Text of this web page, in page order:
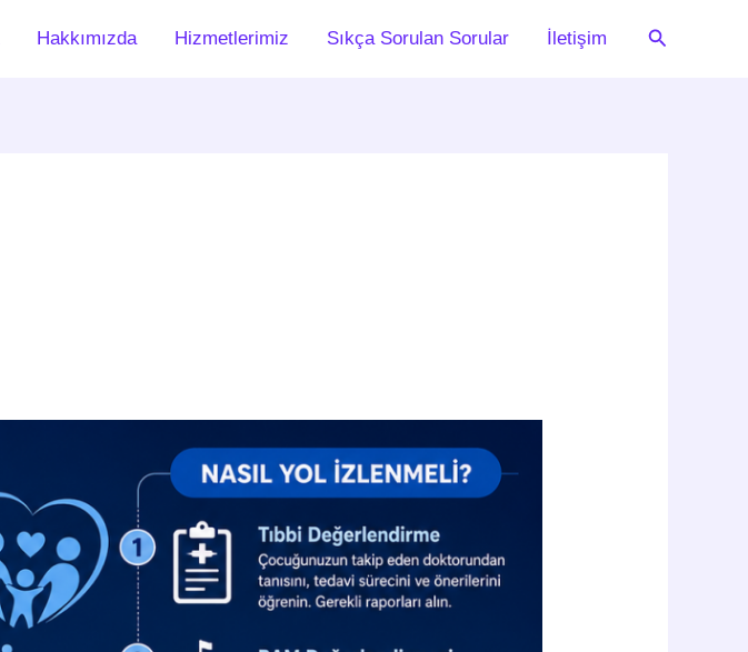
Hakkımızda Hizmetlerimiz Sıkça Sorulan Sorular İletişim Arama